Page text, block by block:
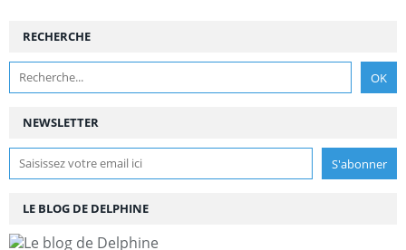
NEWSLETTER
RECHERCHE
LE BLOG DE DELPHINE